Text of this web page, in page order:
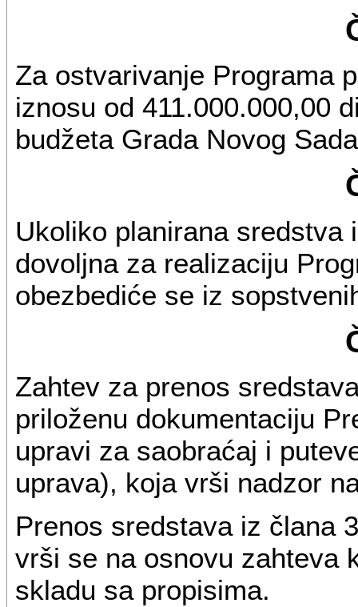
Za ostvarivanje Programa
iznosu od 411.000.000,00
budžeta Grada Novog
Ukoliko planirana sredstva
dovoljna za realizaciju
obezbediće se iz
Zahtev za prenos
priloženu dokumentaciju
upravi za saobraćaj i
uprava), koja vrši nadzor
Prenos sredstava iz člana
vrši se na osnovu zahteva
skladu sa propisima.